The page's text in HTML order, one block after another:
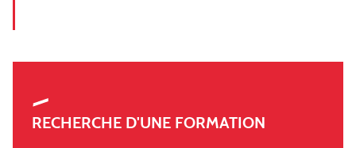
RECHERCHE D'UNE FORMATION